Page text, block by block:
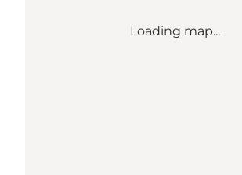
Loading map...